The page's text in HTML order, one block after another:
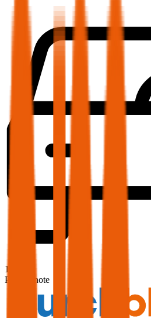
1,9
Produktnote